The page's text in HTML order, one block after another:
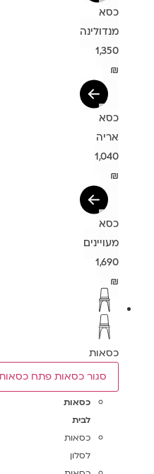
כסא
מנדולינה
1,350
₪
כסא
אריה
1,040
₪
כסא
מעויינים
1,690
₪
כסאות
סגור כסאות פתח כסאות
כסאות
לבית
כסאות
לסלון